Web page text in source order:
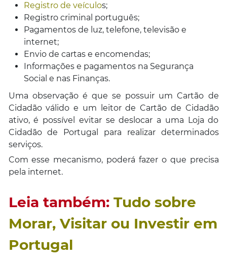
Registro de veículos;
Registro criminal português;
Pagamentos de luz, telefone, televisão e
internet;
Envio de cartas e encomendas;
Informações e pagamentos na Segurança
Social e nas Finanças.
Uma observação é que se possuir um Cartão de
Cidadão válido e um leitor de Cartão de Cidadão
ativo, é possível evitar se deslocar a uma Loja do
Cidadão de Portugal para realizar determinados
serviços.
Com esse mecanismo, poderá fazer o que precisa
pela internet.
Leia também: Tudo sobre
Morar, Visitar ou Investir em
Portugal